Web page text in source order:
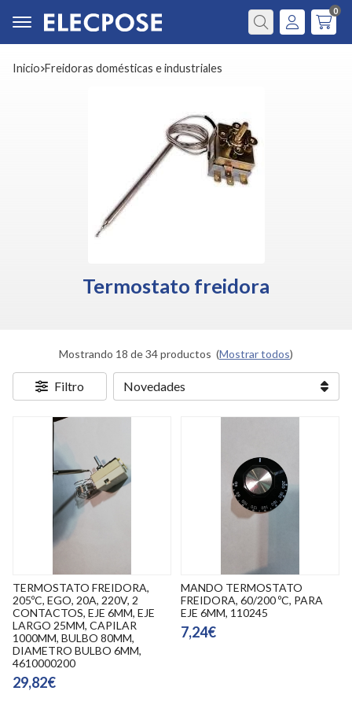
Buscar
0
Inicio freidoras domésticas e industriales
Termostato freidora
Mostrando 18 de 34 productos (Mostrar todos)
Filtro
TERMOSTATO FREIDORA,
205ºC, EGO, 20A, 220V, 2
CONTACTOS, EJE 6MM, EJE
LARGO 25MM, CAPILAR
1000MM, BULBO 80MM,
DIAMETRO BULBO 6MM,
4610000200
29,82€
MANDO TERMOSTATO
FREIDORA, 60/200 ºC, PARA
EJE 6MM, 110245
7,24€